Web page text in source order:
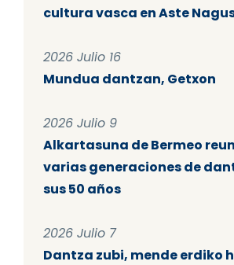
cultura vasca en Aste
2026 Julio 16
Mundua dantzan, Getxon
2026 Julio 9
Alkartasuna de Bermeo
varias generaciones de
sus 50 años
2026 Julio 7
Dantza zubi, mende erdiko